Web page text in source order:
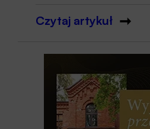
Czytaj artykuł